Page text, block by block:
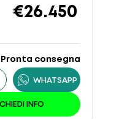
€26.450
Pronta consegna